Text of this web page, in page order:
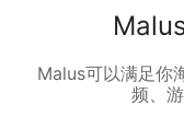
Malus可以满足你
频、